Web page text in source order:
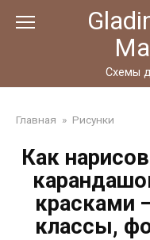
Схемы
Главная » Рисунки
Как
красками
классы,